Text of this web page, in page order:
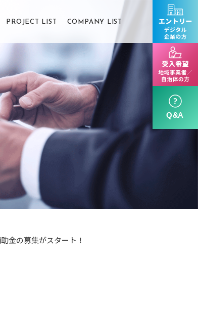
PROJECT LIST COMPANY LIST
集がスタート！
げる